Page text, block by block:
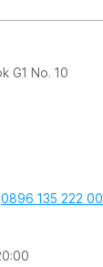
G1 No. 10
0896 135 222 00